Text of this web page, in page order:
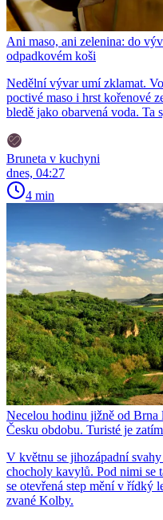
Ani maso, ani zelenina: do
odpadkovém koši
Nedělní vývar umí zklamat.
poctivé maso i hrst kořenové
bledě jako obarvená voda. Ta
Bruneta v kuchyni
dnes, 04:27
4 min
Necelou hodinu jižně od Brna
Česku obdobu. Turisté je
V květnu se jihozápadní
chocholy kavylů. Pod nimi se
se otevřená step mění v řídký
zvané Kolby.